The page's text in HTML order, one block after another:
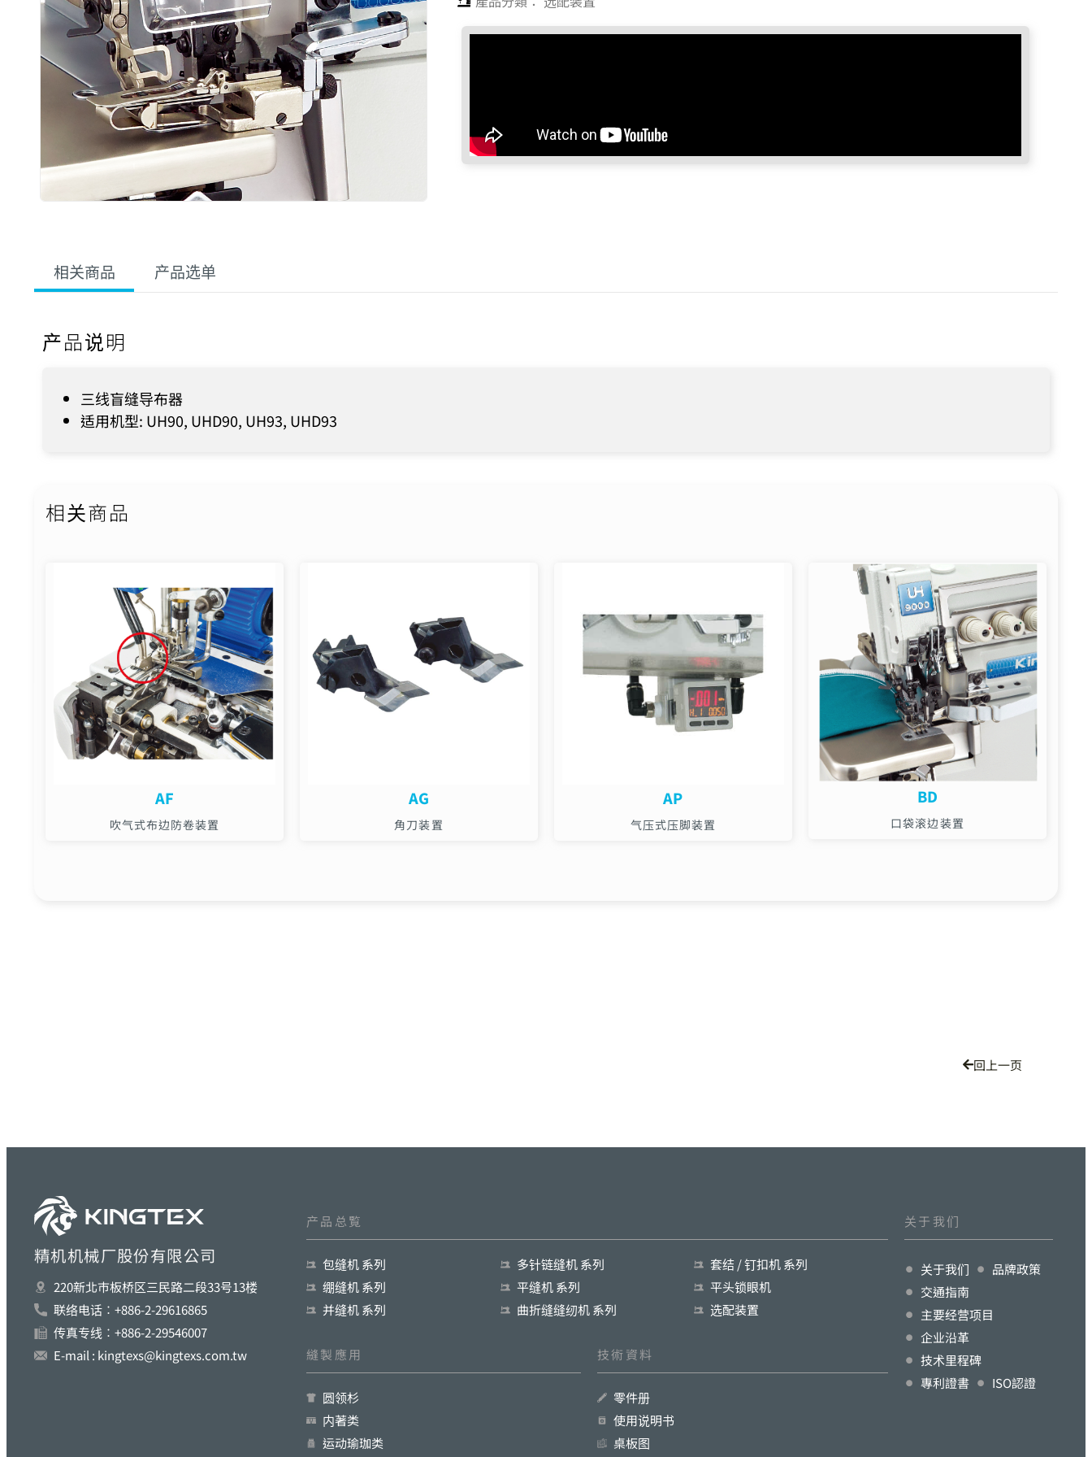
相关商品 产品选单
产品说明
三线盲缝导布器
适用机型: UH90, UHD90, UH93, UHD93
相关商品
AF
吹气式布边防卷装置
AG
角刀装置
AP
气压式压脚装置
BD
口袋滚边装置
回上一页
精机机械厂股份有限公司
220新北巿板桥区三民路二段33号13楼
联络电话︰+886-2-29616865
传真专线︰+886-2-29546007
E-mail : kingtexs@kingtexs.com.tw
产品总覧
包缝机 系列
绷缝机 系列
并缝机 系列
多针链缝机 系列
平缝机 系列
曲折缝缝纫机 系列
套结 / 钉扣机 系列
平头锁眼机
选配装置
縫製應用 技術資料
圆领杉
内著类
运动瑜珈类
零件册
使用说明书
桌板图
关于我们
关于我们
品牌政策
交通指南
主要经营项目
企业沿革
技术里程碑
專利證書
ISO認證